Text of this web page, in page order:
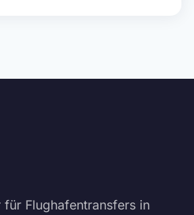
Flughafentransfers in